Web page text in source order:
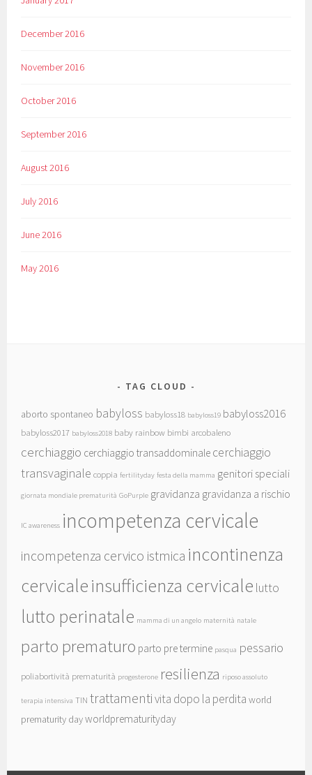
December 2016
November 2016
October 2016
September 2016
August 2016
July 2016
June 2016
May 2016
TAG CLOUD
aborto spontaneo babyloss babyloss18 babyloss19 babyloss2016
babyloss2017 babyloss2018 baby rainbow bimbi arcobaleno
cerchiaggio cerchiaggio transaddominale cerchiaggio
transvaginale coppia fertilityday festa della mamma genitori speciali
giornata mondiale prematurità GoPurple gravidanza gravidanza a rischio
IC awareness incompetenza cervicale
incompetenza cervico istmica incontinenza
cervicaleinsufficienza cervicale lutto
lutto perinatale mamma di un angelo maternità natale
parto prematuro parto pre termine pasqua pessario
poliabortività prematurità progesterone resilienza riposo assoluto
terapia intensiva TIN trattamentivita dopo la perdita world
prematurity dayworldprematurityday